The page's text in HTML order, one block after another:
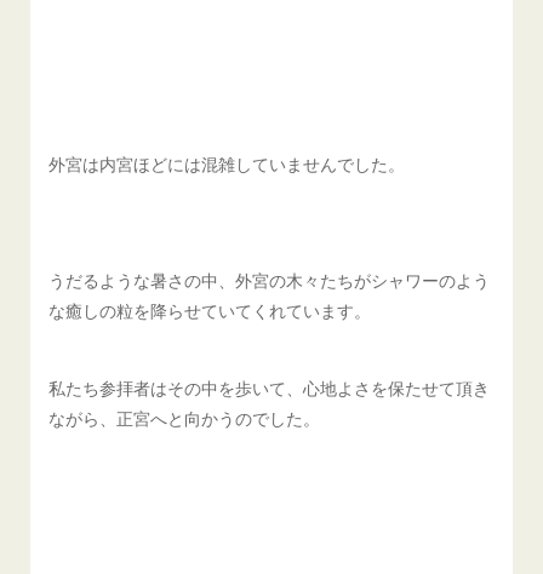
外宮は内宮ほどには混雑していませんでした。
うだるような暑さの中、外宮の木々たちがシャワーのよう
な癒しの粒を降らせていてくれています。
私たち参拝者はその中を歩いて、心地よさを保たせて頂き
ながら、正宮へと向かうのでした。